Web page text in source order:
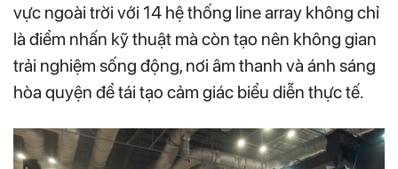
vực ngoài trời với 14 hệ thống line array không chỉ
là điểm nhấn kỹ thuật mà còn tạo nên không gian
trải nghiệm sống động, nơi âm thanh và ánh sáng
hòa quyện để tái tạo cảm giác biểu diễn thực tế.